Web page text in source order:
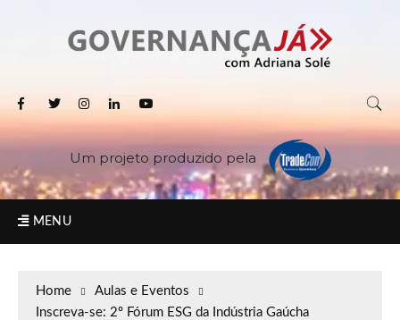
Um projeto produzido pela
MENU
Home
Aulas e Eventos
Inscreva-se: 2º Fórum ESG da Indústria Gaúcha